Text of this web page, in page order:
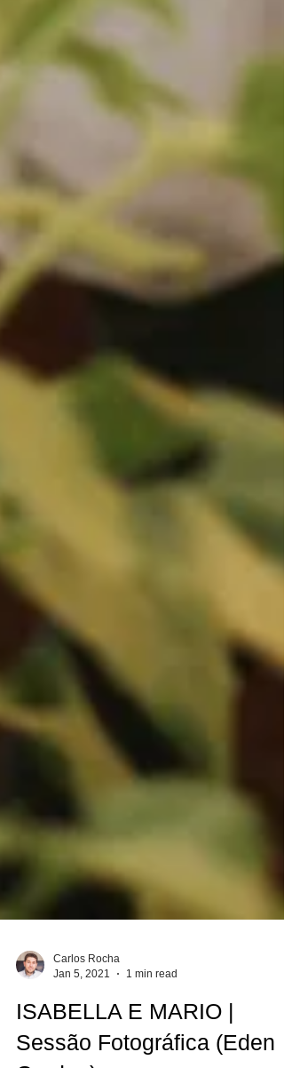
Jan 5, 2021
1 min read
ISABELLA E MARIO |